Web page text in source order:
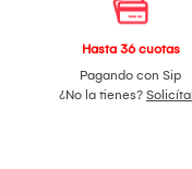
Hasta 36 cuotas
Pagando con Sip
¿No la tienes?